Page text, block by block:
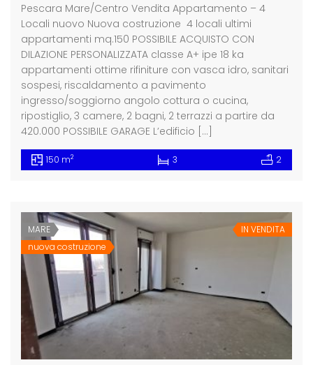
Pescara Mare/Centro Vendita Appartamento – 4
Locali nuovo Nuova costruzione 4 locali ultimi
appartamenti mq.150 POSSIBILE ACQUISTO CON
DILAZIONE PERSONALIZZATA classe A+ ipe 18 ka
appartamenti ottime rifiniture con vasca idro, sanitari
sospesi, riscaldamento a pavimento
ingresso/soggiorno angolo cottura o cucina,
ripostiglio, 3 camere, 2 bagni, 2 terrazzi a partire da
420.000 POSSIBILE GARAGE L’edificio […]
150 m2 3 2
MARE
nuova costruzione
IN VENDITA